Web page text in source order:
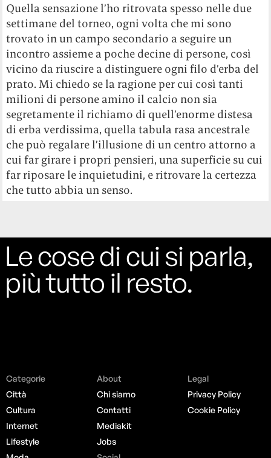
Quella sensazione l’ho ritrovata spesso nelle due
settimane del torneo, ogni volta che mi sono
trovato in un campo secondario a seguire un
incontro assieme a poche decine di persone, così
vicino da riuscire a distinguere ogni filo d’erba del
prato. Mi chiedo se la ragione per cui così tanti
milioni di persone amino il calcio non sia
segretamente il richiamo di quell’enorme distesa
di erba verdissima, quella tabula rasa ancestrale
che può regalare l’illusione di un centro attorno a
cui far girare i propri pensieri, una superficie su cui
far riposare le inquietudini, e ritrovare la certezza
che tutto abbia un senso.
Le cose di cui si parla,
più tutto il resto.
Categorie
Città
Cultura
Internet
Lifestyle
About
Chi siamo
Contatti
Mediakit
Jobs
Legal
Privacy Policy
Cookie Policy